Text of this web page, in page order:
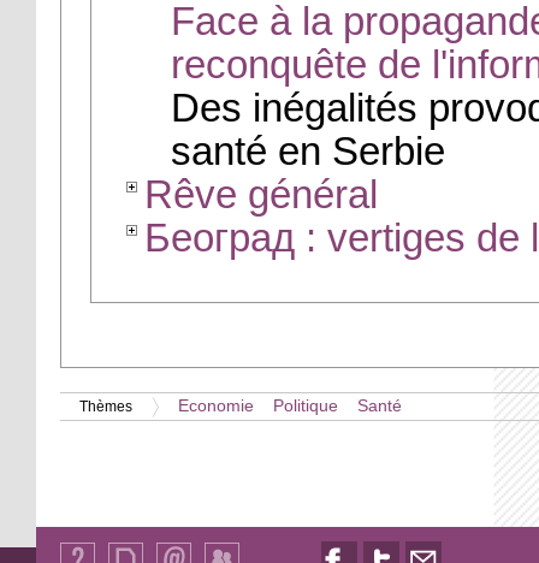
Face à la
reconquête de
Des inégalités
santé en Serbie
Rêve général
Београд : vertiges de
Thèmes Economie Politique Santé